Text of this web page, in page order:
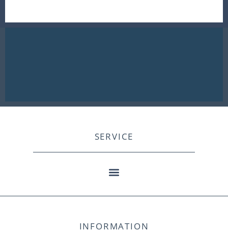
SERVICE
INFORMATION